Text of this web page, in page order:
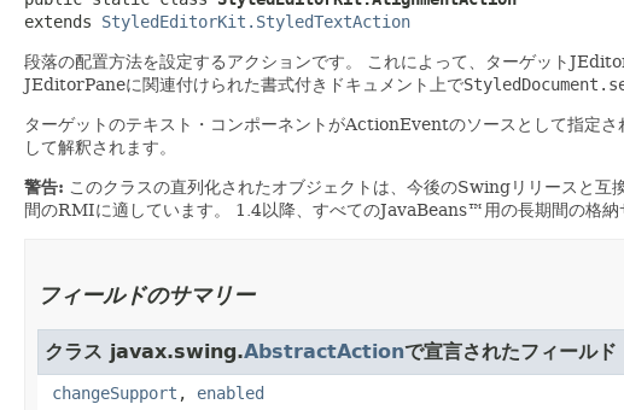
extends StyledEditorKit.StyledTextAction
段落の配置方法を設定するアクションです。 これによって、ターゲット
JEditorPaneに関連付けられた書式付きドキュメント上で
ターゲットのテキスト・コンポーネントがActionEventのソースとして指定
して解釈されます。
警告: このクラスの直列化されたオブジェクトは、今後のSwingリリースと互
間のRMIに適しています。
1.4以降、すべてのJavaBeans™用の長期間の格納
フィールドのサマリー
クラス javax.swing.AbstractActionで宣言されたフィールド
changeSupport , enabled